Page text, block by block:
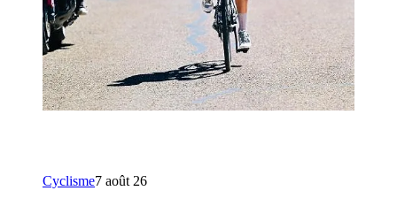
Cyclisme7 août 26